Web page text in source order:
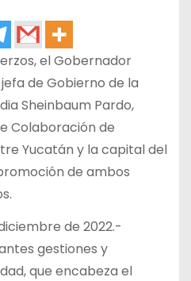
el Gobernador
de Gobierno de la
Sheinbaum Pardo,
Colaboración de
Yucatán y la capital del
de ambos
de 2022.-
gestiones y
que encabeza el